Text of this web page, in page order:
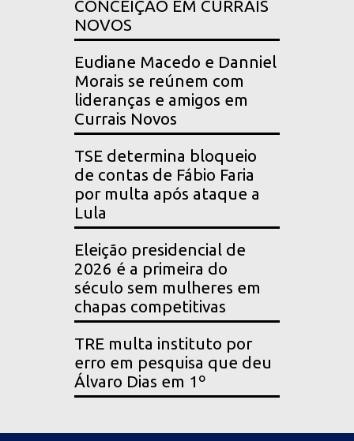
CONCEIÇÃO EM CURRAIS
NOVOS
Eudiane Macedo e Danniel
Morais se reúnem com
lideranças e amigos em
Currais Novos
TSE determina bloqueio
de contas de Fábio Faria
por multa após ataque a
Lula
Eleição presidencial de
2026 é a primeira do
século sem mulheres em
chapas competitivas
TRE multa instituto por
erro em pesquisa que deu
Álvaro Dias em 1º